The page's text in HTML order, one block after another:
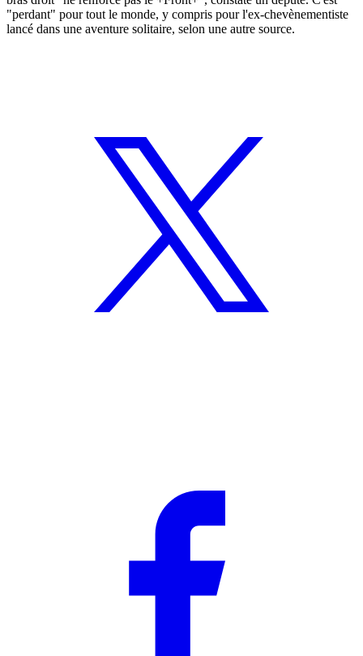
"perdant" pour tout le monde, y compris pour l'ex-chevènementiste
lancé dans une aventure solitaire, selon une autre source.